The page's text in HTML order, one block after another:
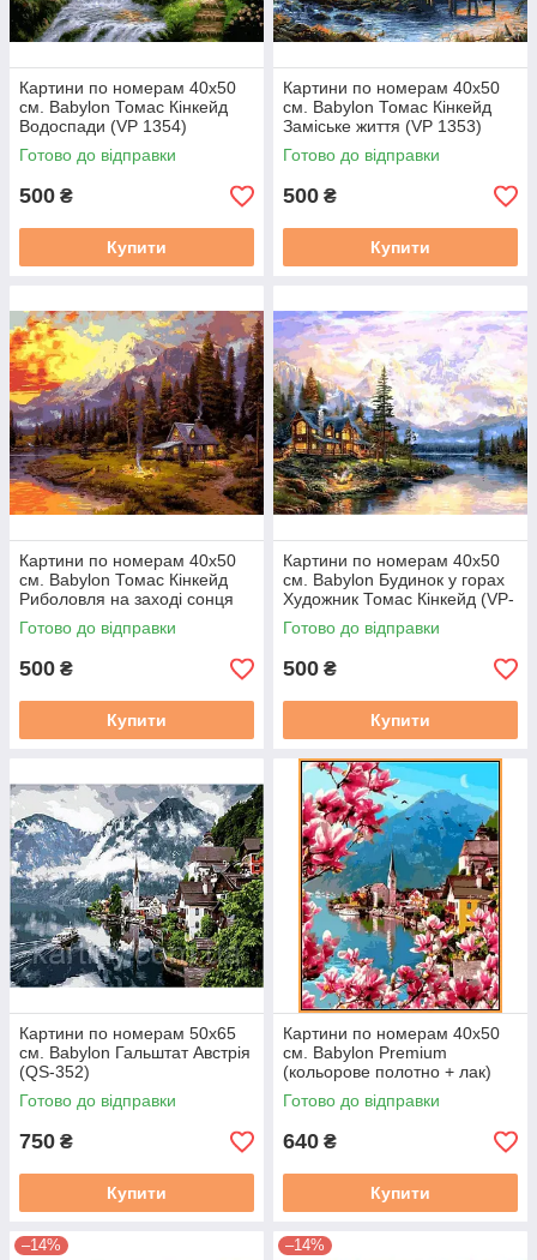
Картини по номерам 40х50
см. Babylon Томас Кінкейд
Водоспади (VP 1354)
Готово до відправки
500 ₴
Купити
Картини по номерам 40х50
см. Babylon Томас Кінкейд
Заміське життя (VP 1353)
Готово до відправки
500 ₴
Купити
Картини по номерам 40х50
см. Babylon Томас Кінкейд
Риболовля на заході сонця
(VP 1351)
Готово до відправки
500 ₴
Купити
Картини по номерам 40х50
см. Babylon Будинок у горах
Художник Томас Кінкейд (VP-
1113)
Готово до відправки
500 ₴
Купити
Картини по номерам 50х65
см. Babylon Гальштат Австрія
(QS-352)
Готово до відправки
750 ₴
Купити
Картини по номерам 40х50
см. Babylon Premium
(кольорове полотно + лак)
Квітучий Гальштат Австрія
(NB 1310)
Готово до відправки
640 ₴
Купити
–14% –14%